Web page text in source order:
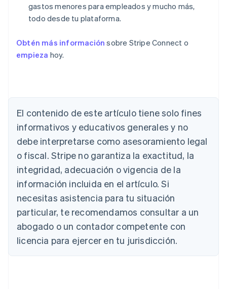
gastos menores para empleados y mucho más,
todo desde tu plataforma.
Obtén más información sobre Stripe Connect o
empieza hoy.
El contenido de este artículo tiene solo fines
informativos y educativos generales y no
debe interpretarse como asesoramiento legal
o fiscal. Stripe no garantiza la exactitud, la
integridad, adecuación o vigencia de la
información incluida en el artículo. Si
necesitas asistencia para tu situación
particular, te recomendamos consultar a un
abogado o un contador competente con
licencia para ejercer en tu jurisdicción.
Australia
Austria
DeutschEnglish
Bélgica
Nederlands Français Deutsch English
Brasil
Português English
Bulgaria
English
Canadá
English Français
China continental
简体中文 English
Chipre
Croacia